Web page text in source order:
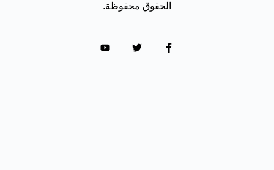
الحقوق محفوظة.